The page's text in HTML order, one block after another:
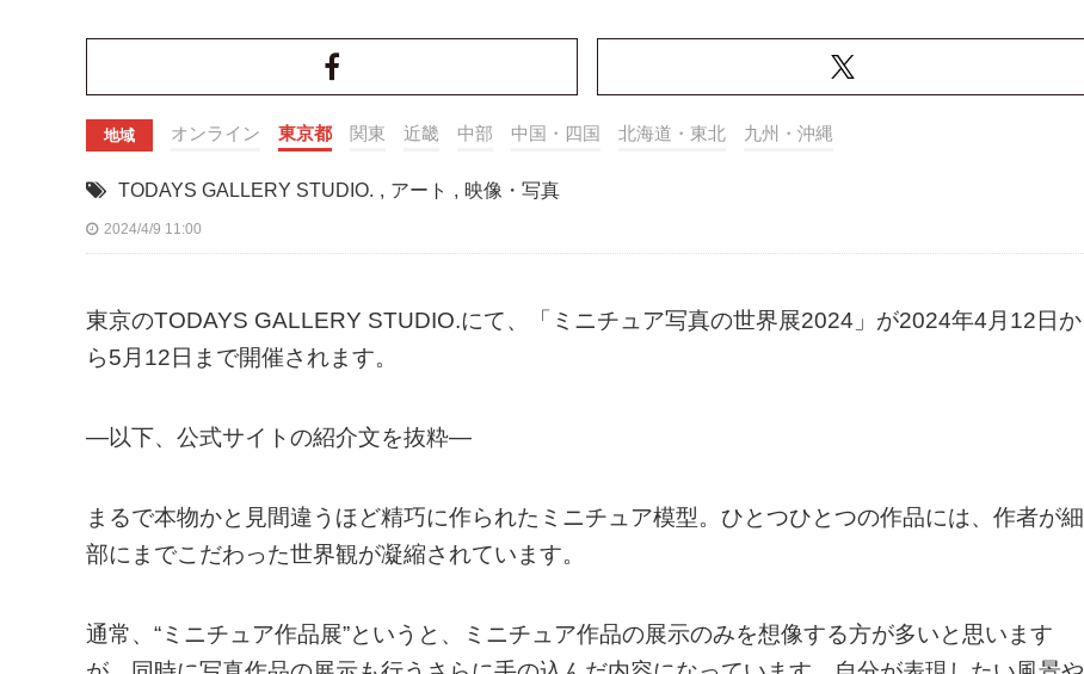
地域 オンライン 東京都 関東 近畿 中部 中国・四国 北海道・東北 九州・沖縄
TODAYS GALLERY STUDIO. , アート , 映像・写真
2024/4/9 11:00
東京のTODAYS GALLERY STUDIO.にて、「ミニチュア写真の世界展2024」が2024年4月12日か
ら5月12日まで開催されます。
—以下、公式サイトの紹介文を抜粋—
まるで本物かと見間違うほど精巧に作られたミニチュア模型。ひとつひとつの作品には、作者が細
部にまでこだわった世界観が凝縮されています。
通常、“ミニチュア作品展”というと、ミニチュア作品の展示のみを想像する方が多いと思います